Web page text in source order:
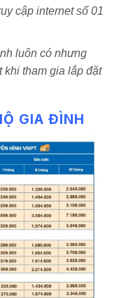
cập internet số 01
luôn có nhưng
tham gia lắp đặt
GIA ĐÌNH